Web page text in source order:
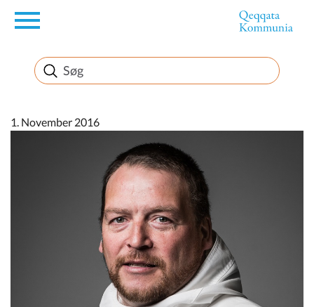
en
Borger
Erhverv
Kommuneplanen
1. November 2016